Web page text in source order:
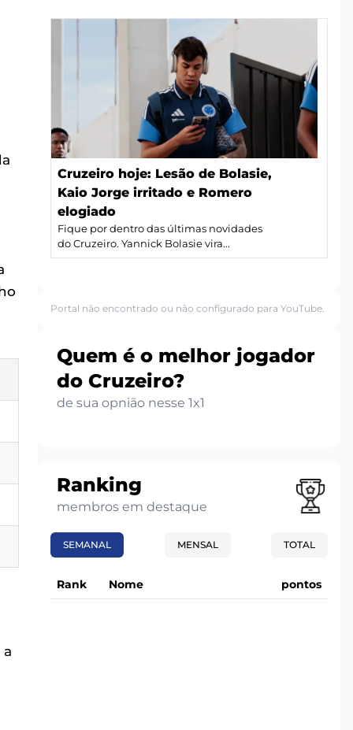
Cruzeiro hoje: Lesão de Bolasie,
Kaio Jorge irritado e Romero
elogiado
Fique por dentro das últimas novidades
do Cruzeiro. Yannick Bolasie vira...
Portal não encontrado ou não configurado para YouTube.
Quem é o melhor jogador
do Cruzeiro?
de sua opnião nesse 1x1
Ranking
membros em destaque
SEMANAL MENSAL TOTAL
Rank Nome pontos